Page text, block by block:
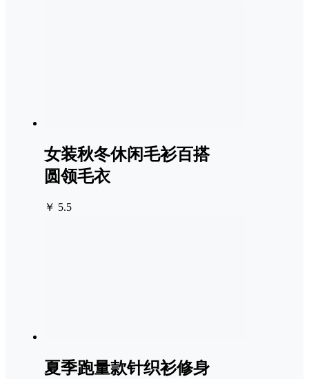
女装秋冬休闲毛衫百搭
圆领毛衣
￥ 5.5
夏季跑量款针织衫修身